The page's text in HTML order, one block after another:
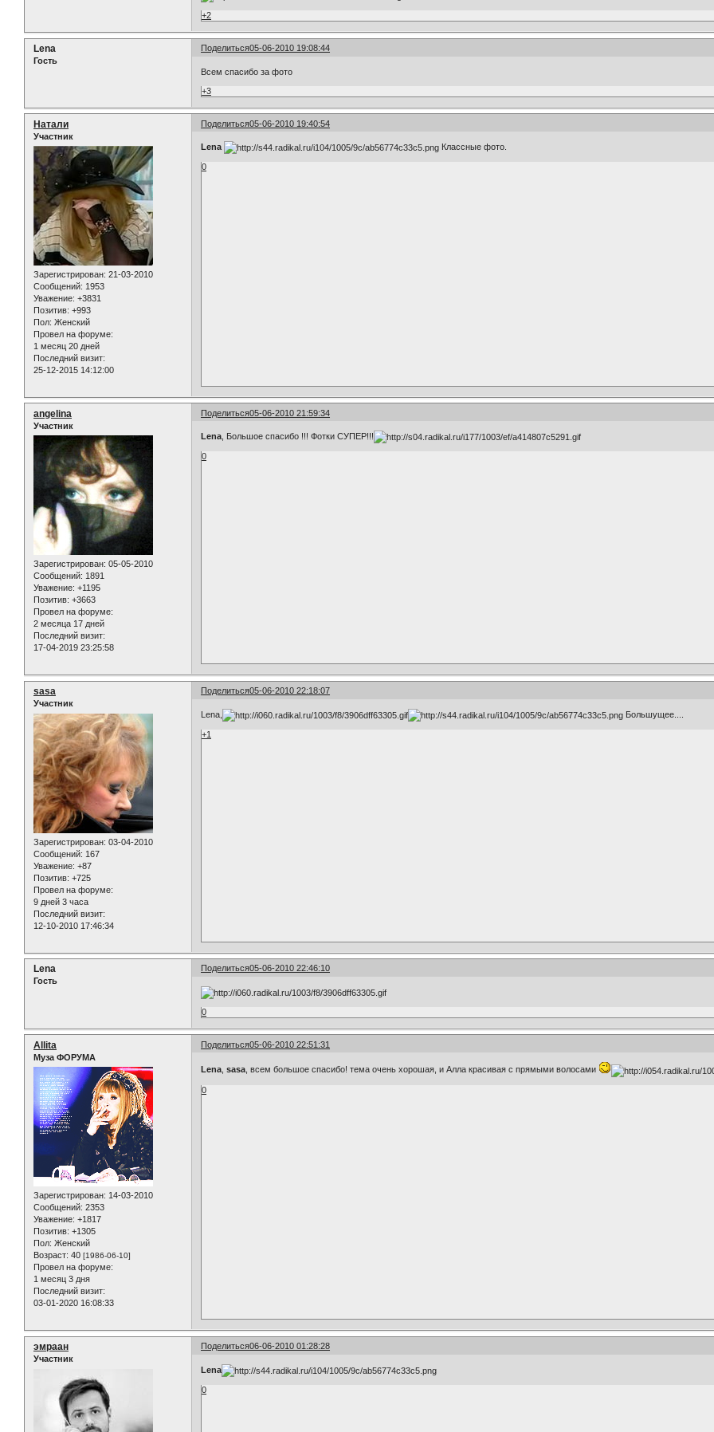
+2
Поделиться05-06-2010 19:08:44
Lena
Гость
Всем спасибо за фото
+3
Поделиться05-06-2010 19:40:54
Натали
Участник
Зарегистрирован: 21-03-2010
Сообщений: 1953
Уважение: +3831
Позитив: +993
Пол: Женский
Провел на форуме:
1 месяц 20 дней
Последний визит:
25-12-2015 14:12:00
Lena Классные фото.
0
Поделиться05-06-2010 21:59:34
angelina
Участник
Зарегистрирован: 05-05-2010
Сообщений: 1891
Уважение: +1195
Позитив: +3663
Провел на форуме:
2 месяца 17 дней
Последний визит:
17-04-2019 23:25:58
Lena , Большое спасибо !!! Фотки СУПЕР!!!
0
Поделиться05-06-2010 22:18:07
sasa
Участник
Зарегистрирован: 03-04-2010
Сообщений: 167
Уважение: +87
Позитив: +725
Провел на форуме:
9 дней 3 часа
Последний визит:
12-10-2010 17:46:34
Lena, Большущее....
+1
Поделиться05-06-2010 22:46:10
Lena
Гость
0
Поделиться05-06-2010 22:51:31
Allita
Муза ФОРУМА
Зарегистрирован: 14-03-2010
Сообщений: 2353
Уважение: +1817
Позитив: +1305
Пол: Женский
Возраст: 40 [1986-06-10]
Провел на форуме:
1 месяц 3 дня
Последний визит:
03-01-2020 16:08:33
Lena,sasa, всем большое спасибо! тема очень хорошая, и Алла красивая с прямыми волосами
0
Поделиться06-06-2010 01:28:28
эмраан
Участник
Lena
0